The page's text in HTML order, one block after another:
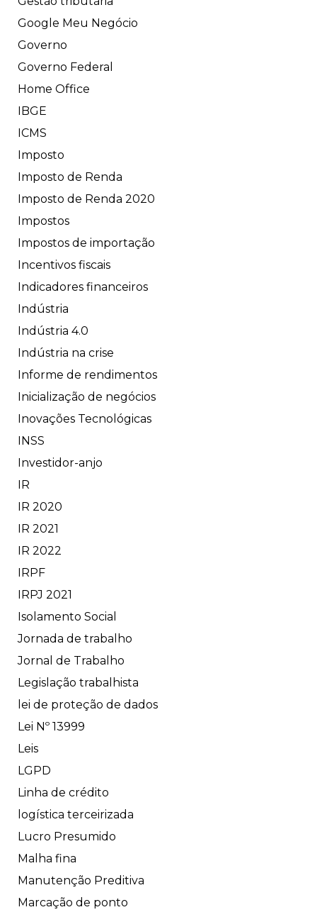
Google Meu Negócio
Governo
Governo Federal
Home Office
IBGE
ICMS
Imposto
Imposto de Renda
Imposto de Renda 2020
Impostos
Impostos de importação
Incentivos fiscais
Indicadores financeiros
Indústria
Indústria 4.0
Indústria na crise
Informe de rendimentos
Inicialização de negócios
Inovações Tecnológicas
INSS
Investidor-anjo
IR
IR 2020
IR 2021
IR 2022
IRPF
IRPJ 2021
Isolamento Social
Jornada de trabalho
Jornal de Trabalho
Legislação trabalhista
lei de proteção de dados
Lei Nº 13999
Leis
LGPD
Linha de crédito
logística terceirizada
Lucro Presumido
Malha fina
Manutenção Preditiva
Marcação de ponto